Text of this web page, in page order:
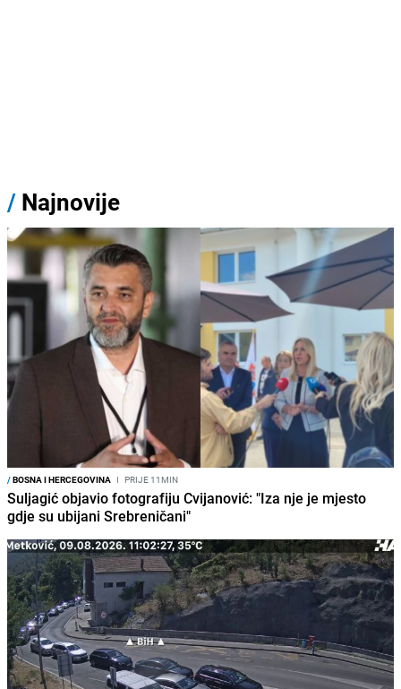
/ Najnovije
/BOSNA I HERCEGOVINA I PRIJE 11MIN
Suljagić objavio fotografiju Cvijanović: "Iza nje je mjesto
gdje su ubijani Srebreničani"